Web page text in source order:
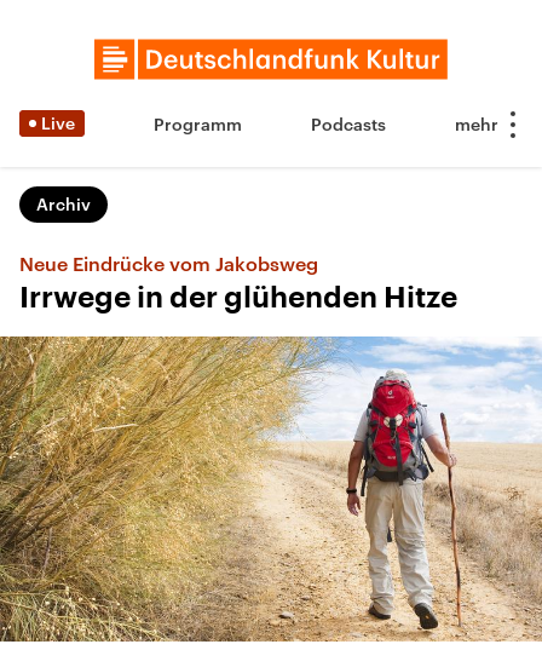
Live Programm Podcasts
Archiv
Neue Eindrücke vom Jakobsweg
Irrwege in der glühenden Hitze